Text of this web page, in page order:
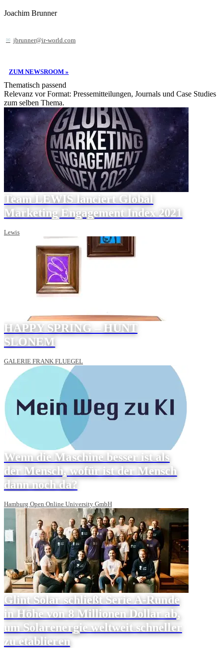
Joachim Brunner
jbrunner@ir-world.com
ZUM NEWSROOM »
Thematisch passend
Relevanz vor Format: Pressemitteilungen, Journals und Case Studies
zum selben Thema.
Team LEWIS lanciert Global
Marketing Engagement Index 2021
Lewis
HAPPY SPRING – HUNT
SLONEM
GALERIE FRANK FLUEGEL
Wenn die Maschine besser ist als
der Mensch, wofür ist der Mensch
dann noch da?
Hamburg Open Online University GmbH
Glint Solar schließt Serie A-Runde
in Höhe von 8 Millionen Dollar ab,
um Solarenergie weltweit schneller
zu etablieren